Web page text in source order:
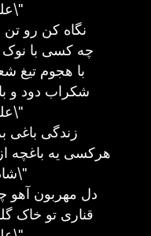
\"علیرضا عصار\"
نگاه کن رو
چه کسی با نوک
با هجوم تیغ
شکراب دود و
\"علیرضا عصار\"
زندگی باغی
هرکسی یه باغچه
\"شادمهر عقیلی\"
دل مهربون آهو
قناری تو خاک